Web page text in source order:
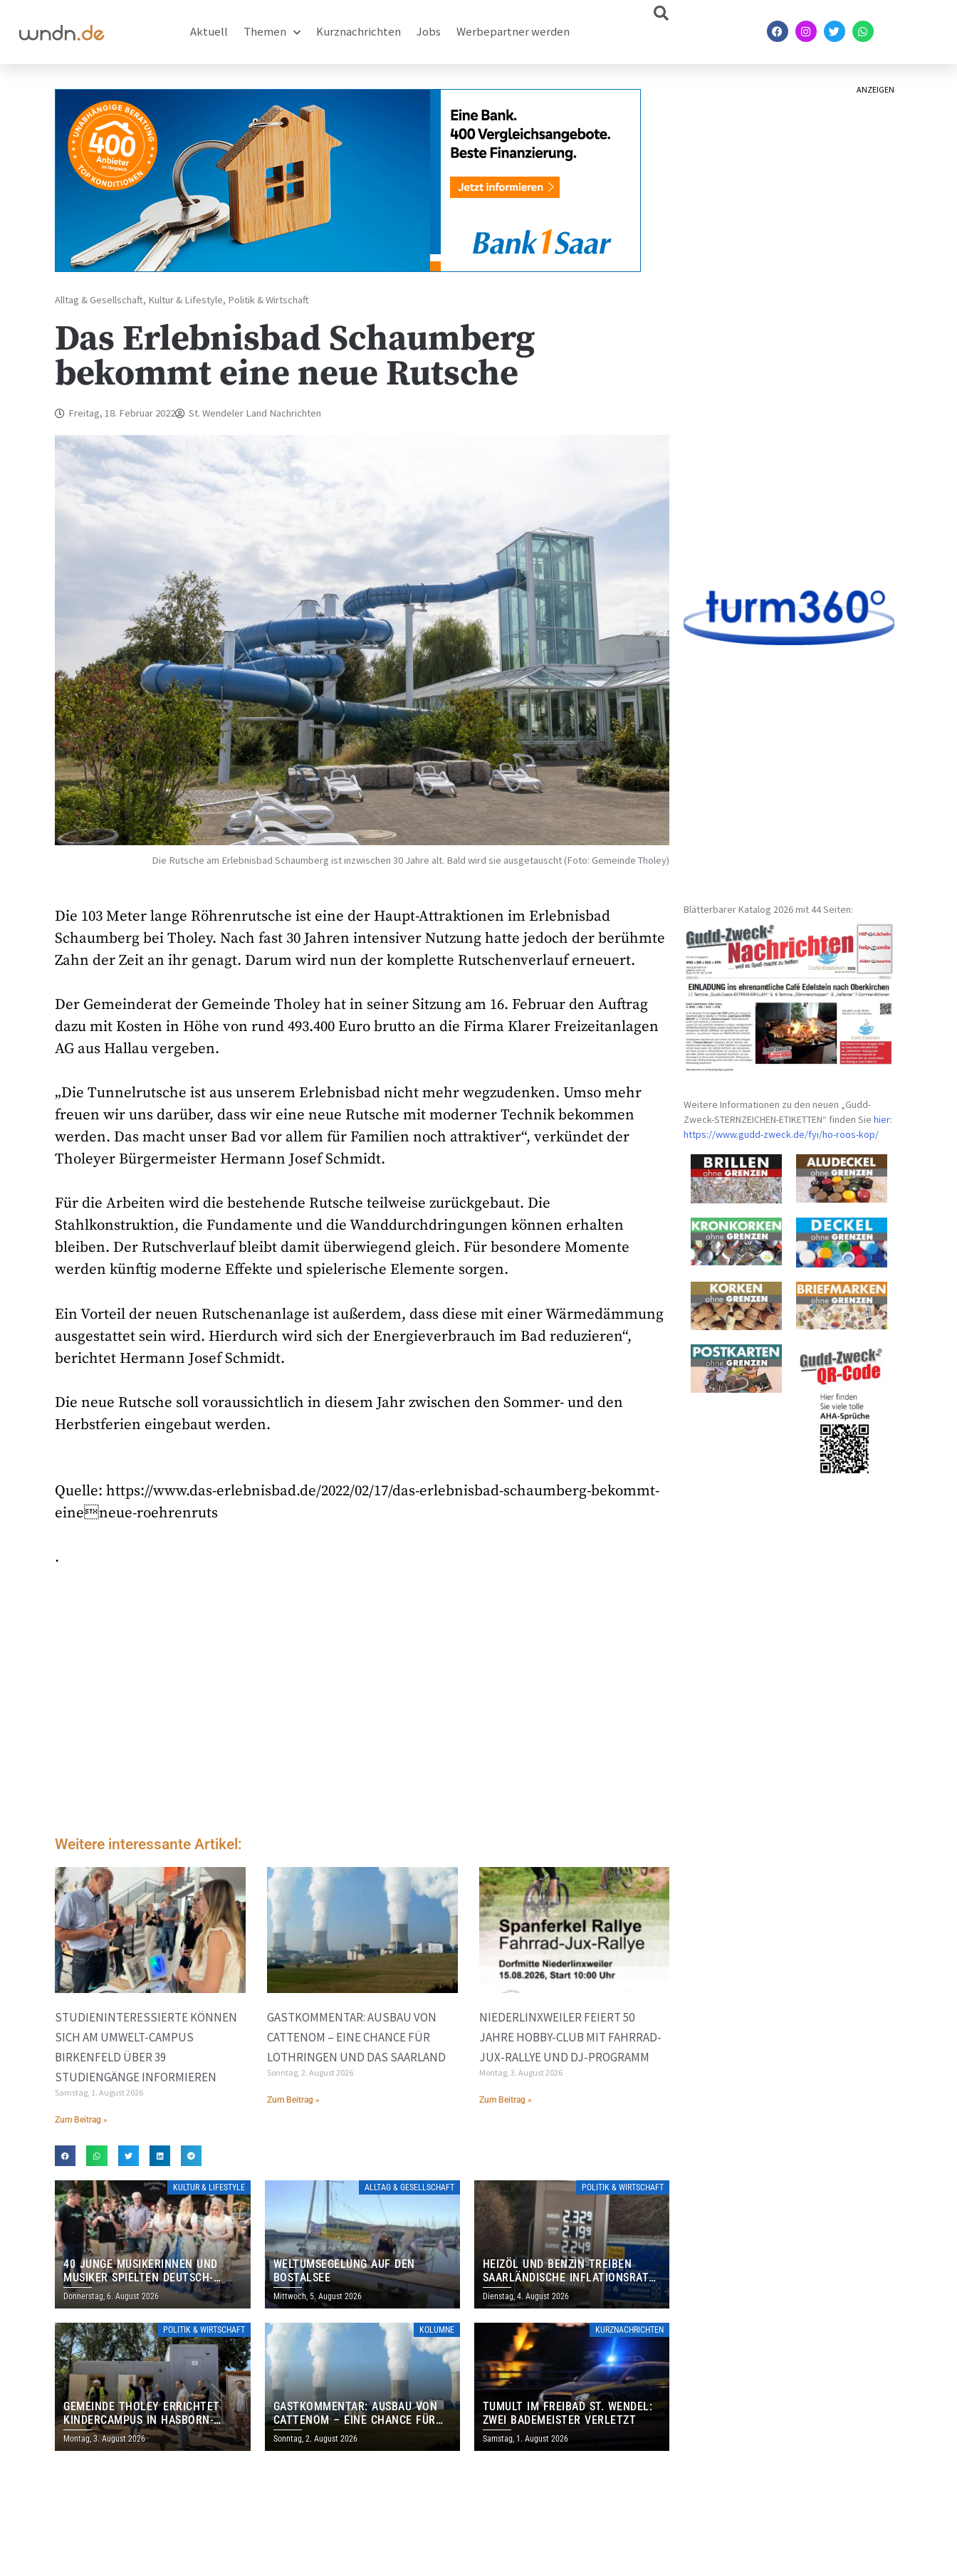
Aktuell Themen Kurznachrichten Jobs Werbepartner werden
Alltag & Gesellschaft, Kultur & Lifestyle, Politik & Wirtschaft
Das Erlebnisbad Schaumberg
bekommt eine neue Rutsche
Freitag, 18. Februar 2022 St. Wendeler Land Nachrichten
Die Rutsche am Erlebnisbad Schaumberg ist inzwischen 30 Jahre alt. Bald wird sie ausgetauscht (Foto: Gemeinde Tholey)
Die 103 Meter lange Röhrenrutsche ist eine der Haupt-Attraktionen im Erlebnisbad
Schaumberg bei Tholey. Nach fast 30 Jahren intensiver Nutzung hatte jedoch der berühmte
Zahn der Zeit an ihr genagt. Darum wird nun der komplette Rutschenverlauf erneuert.
Der Gemeinderat der Gemeinde Tholey hat in seiner Sitzung am 16. Februar den Auftrag
dazu mit Kosten in Höhe von rund 493.400 Euro brutto an die Firma Klarer Freizeitanlagen
AG aus Hallau vergeben.
„Die Tunnelrutsche ist aus unserem Erlebnisbad nicht mehr wegzudenken. Umso mehr
freuen wir uns darüber, dass wir eine neue Rutsche mit moderner Technik bekommen
werden. Das macht unser Bad vor allem für Familien noch attraktiver“, verkündet der
Tholeyer Bürgermeister Hermann Josef Schmidt.
Für die Arbeiten wird die bestehende Rutsche teilweise zurückgebaut. Die
Stahlkonstruktion, die Fundamente und die Wanddurchdringungen können erhalten
bleiben. Der Rutschverlauf bleibt damit überwiegend gleich. Für besondere Momente
werden künftig moderne Effekte und spielerische Elemente sorgen.
Ein Vorteil der neuen Rutschenanlage ist außerdem, dass diese mit einer Wärmedämmung
ausgestattet sein wird. Hierdurch wird sich der Energieverbrauch im Bad reduzieren“,
berichtet Hermann Josef Schmidt.
Die neue Rutsche soll voraussichtlich in diesem Jahr zwischen den Sommer- und den
Herbstferien eingebaut werden.
Quelle: https://www.das-erlebnisbad.de/2022/02/17/das-erlebnisbad-schaumberg-bekommt-
eineneue-roehrenruts
.
Weitere interessante Artikel:
STUDIENINTERESSIERTE KÖNNEN
SICH AM UMWELT-CAMPUS
BIRKENFELD ÜBER 39
STUDIENGÄNGE INFORMIEREN
Samstag, 1. August 2026
Zum Beitrag »
GASTKOMMENTAR: AUSBAU VON
CATTENOM – EINE CHANCE FÜR
LOTHRINGEN UND DAS SAARLAND
Sonntag, 2. August 2026
Zum Beitrag »
NIEDERLINXWEILER FEIERT 50
JAHRE HOBBY-CLUB MIT FAHRRAD-
JUX-RALLYE UND DJ-PROGRAMM
Montag, 3. August 2026
Zum Beitrag »
KULTUR & LIFESTYLE
40 JUNGE MUSIKERINNEN UND
MUSIKER SPIELTEN DEUTSCH-
BRASILIANISCHES PROGRAMM IN
THOLEY
Donnerstag, 6. August 2026
ALLTAG & GESELLSCHAFT
WELTUMSEGELUNG AUF DEN
BOSTALSEE
Mittwoch, 5. August 2026
POLITIK & WIRTSCHAFT
HEIZÖL UND BENZIN TREIBEN
SAARLÄNDISCHE INFLATIONSRATE
IM JULI AUF 3,2 PROZENT
Dienstag, 4. August 2026
POLITIK & WIRTSCHAFT
GEMEINDE THOLEY ERRICHTET
KINDERCAMPUS IN HASBORN-
DAUTWEILER FÜR RUND 8,5 BIS 9
MILLIONEN EURO
Montag, 3. August 2026
KOLUMNE
GASTKOMMENTAR: AUSBAU VON
CATTENOM – EINE CHANCE FÜR
LOTHRINGEN UND DAS SAARLAND
Sonntag, 2. August 2026
KURZNACHRICHTEN
TUMULT IM FREIBAD ST. WENDEL:
ZWEI BADEMEISTER VERLETZT
Samstag, 1. August 2026
ANZEIGEN
Blätterbarer Katalog 2026 mit 44 Seiten:
Weitere Informationen zu den neuen „Gudd-
Zweck-STERNZEICHEN-ETIKETTEN“ finden Siehier:
https://www.gudd-zweck.de/fyi/ho-roos-kop/